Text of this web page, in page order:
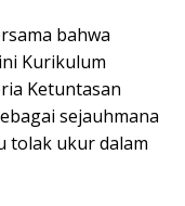
bahwa
Kurikulum
Ketuntasan
sejauhmana
tolak ukur dalam